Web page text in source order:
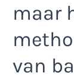
maar
van